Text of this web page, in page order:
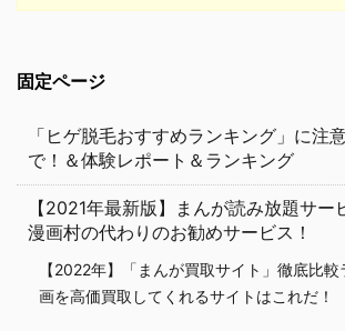
固定ページ
「ヒゲ脱毛おすすめランキング」に注
で！＆体験レポート＆ランキング
【2021年最新版】まんが読み放題サー
漫画村の代わりのお勧めサービス！
【2022年】「まんが買取サイト」徹底比
画を高価買取してくれるサイトはこれだ！